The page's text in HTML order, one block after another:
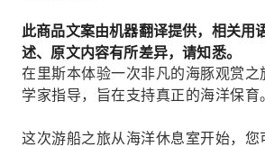
此商品文案由机器翻译提供，相关用
述、原文内容有所差异，请知悉。
在里斯本体验一次非凡的海豚观赏
学家指导，旨在支持真正的海洋保育
这次游船之旅从海洋休息室开始，您